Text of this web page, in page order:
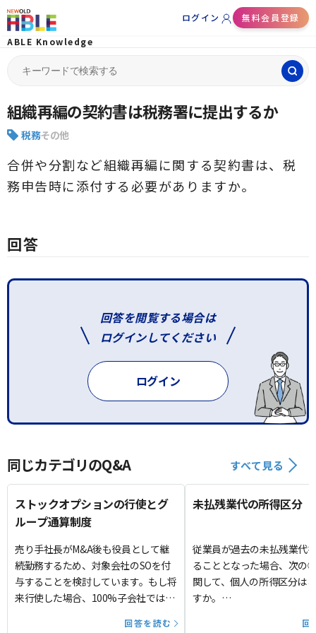
ログイン
無料会員登録
ABLE Knowledge
for:
組織再編の契約書は税務署に提出するか
税務その他
合併や分割など組織再編に関する契約書は、税
務申告時に添付する必要がありますか。
回答
回答を閲覧する場合は
ログインしてください
ログイン
同じカテゴリのQ&A すべて見る
ストックオプションの行使とグ
ループ通算制度
売り手社長がM&A後も役員として継
続勤務するため、対象会社のSOを付
与することを検討しています。もし将
来行使した場合、100%子会社ではな
回答を読む
未払残業代の所得区分
従業員が過去の未払残業代
ることとなった場合、次
関して、個人の所得区分は
すか。
②遅延損害金（利息部分）
回